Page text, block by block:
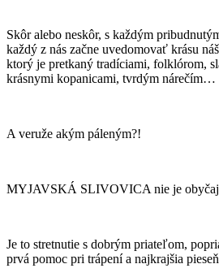
Skôr alebo neskôr, s každým
každý z nás začne uvedomovať krásu
ktorý je pretkaný tradíciami, folklórom,
krásnymi kopanicami, tvrdým nárečím…
A veruže akým páleným?!
MYJAVSKÁ SLIVOVICA nie je
Je to stretnutie s dobrým priateľom,
prvá pomoc pri trápení a najkrajšia